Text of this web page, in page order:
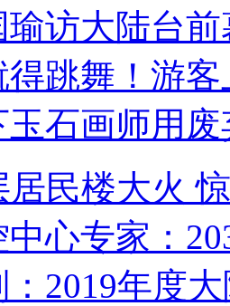
访大陆台
跳舞！游客
石画师用
居民楼大火
心专家：
2019年度